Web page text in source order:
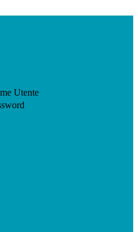
Utente